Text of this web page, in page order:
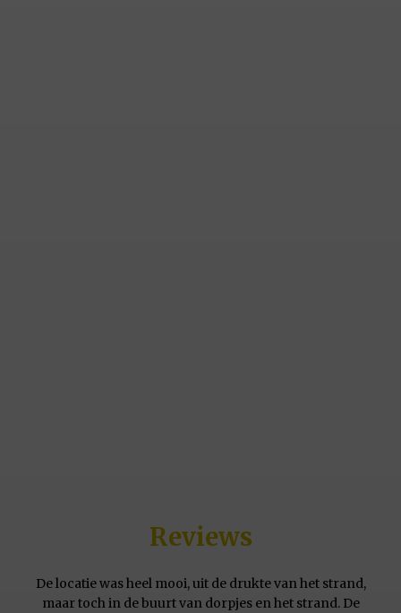
Reviews
De locatie was heel mooi, uit de drukte van het strand,
maar toch in de buurt van dorpjes en het strand. De